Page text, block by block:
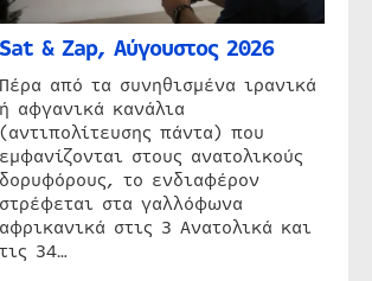
Sat & Zap, Αύγουστος 2026
Πέρα από τα συνηθισμένα ιρανικά
ή αφγανικά κανάλια
(αντιπολίτευσης πάντα) που
εμφανίζονται στους ανατολικούς
δορυφόρους, το ενδιαφέρον
στρέφεται στα γαλλόφωνα
αφρικανικά στις 3 Ανατολικά και
τις 34…